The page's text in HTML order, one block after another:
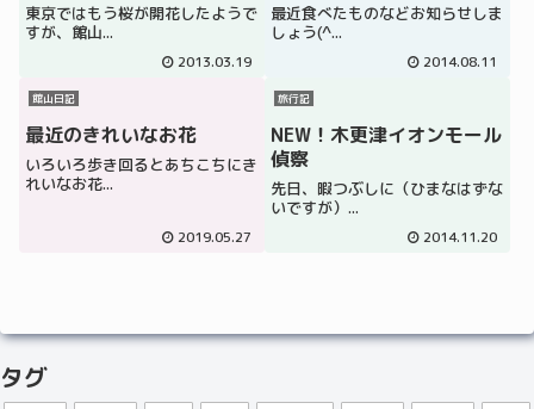
東京ではもう桜が開花したようで
すが、館山...
2013.03.19
最近食べたものなどお知らせしま
しょう(^...
2014.08.11
館山日記
最近のきれいなお花
いろいろ歩き回るとあちこちにき
れいなお花...
2019.05.27
旅行記
NEW！木更津イオンモール
偵察
先日、暇つぶしに（ひまなはずな
いですが）...
2014.11.20
タグ